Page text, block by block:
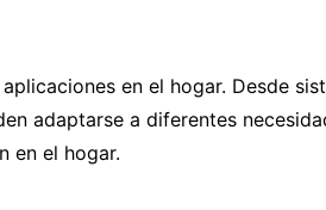
en el hogar. Desde
adaptarse a diferentes
en el hogar.